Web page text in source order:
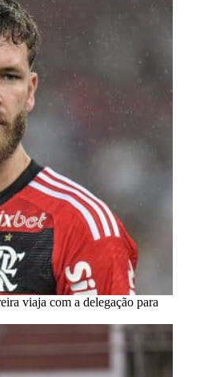
viaja com a delegação para